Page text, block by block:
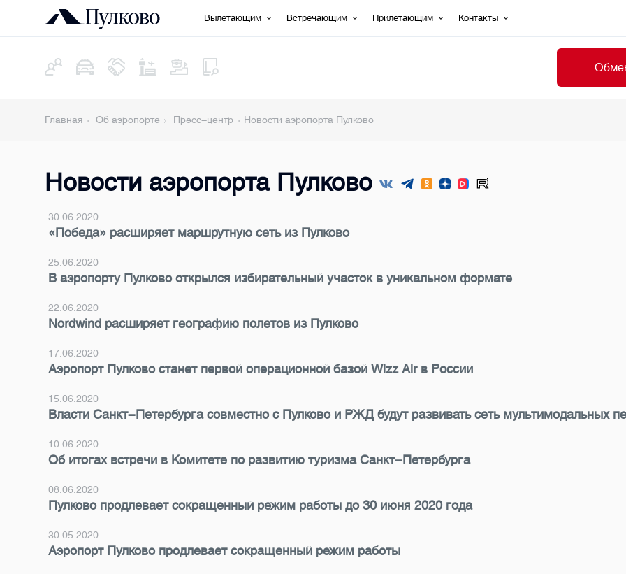
Вылетающим Встречающим Прилетающим Контакты
Главная Об аэропорте Пресс-центр Новости аэропорта Пулково
Новости аэропорта Пулково
30.06.2020
«Победа» расширяет маршрутную сеть из Пулково
25.06.2020
В аэропорту Пулково открылся избирательный участок в уникальном формате
22.06.2020
Nordwind расширяет географию полетов из Пулково
17.06.2020
Аэропорт Пулково станет первой операционной базой Wizz Air в России
15.06.2020
Власти Санкт-Петербурга совместно с Пулково и РЖД будут развивать сеть мультимодальных
10.06.2020
Об итогах встречи в Комитете по развитию туризма Санкт-Петербурга
08.06.2020
Пулково продлевает сокращенный режим работы до 30 июня 2020 года
30.05.2020
Аэропорт Пулково продлевает сокращенный режим работы